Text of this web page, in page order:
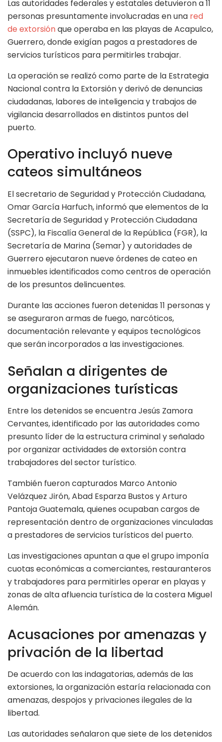
Las autoridades federales y estatales detuvieron a 11
personas presuntamente involucradas en una red
de extorsiónque operaba en las playas de Acapulco,
Guerrero, donde exigían pagos a prestadores de
servicios turísticos para permitirles trabajar.
La operación se realizó como parte de la Estrategia
Nacional contra la Extorsión y derivó de denuncias
ciudadanas, labores de inteligencia y trabajos de
vigilancia desarrollados en distintos puntos del
puerto.
Operativo incluyó nueve
cateos simultáneos
El secretario de Seguridad y Protección Ciudadana,
Omar García Harfuch, informó que elementos de la
Secretaría de Seguridad y Protección Ciudadana
(SSPC), la Fiscalía General de la República (FGR), la
Secretaría de Marina (Semar) y autoridades de
Guerrero ejecutaron nueve órdenes de cateo en
inmuebles identificados como centros de operación
de los presuntos delincuentes.
Durante las acciones fueron detenidas 11 personas y
se aseguraron armas de fuego, narcóticos,
documentación relevante y equipos tecnológicos
que serán incorporados a las investigaciones.
Señalan a dirigentes de
organizaciones turísticas
Entre los detenidos se encuentra Jesús Zamora
Cervantes, identificado por las autoridades como
presunto líder de la estructura criminal y señalado
por organizar actividades de extorsión contra
trabajadores del sector turístico.
También fueron capturados Marco Antonio
Velázquez Jirón, Abad Esparza Bustos y Arturo
Pantoja Guatemala, quienes ocupaban cargos de
representación dentro de organizaciones vinculadas
a prestadores de servicios turísticos del puerto.
Las investigaciones apuntan a que el grupo imponía
cuotas económicas a comerciantes, restauranteros
y trabajadores para permitirles operar en playas y
zonas de alta afluencia turística de la costera Miguel
Alemán.
Acusaciones por amenazas y
privación de la libertad
De acuerdo con las indagatorias, además de las
extorsiones, la organización estaría relacionada con
amenazas, despojos y privaciones ilegales de la
libertad.
Las autoridades señalaron que siete de los detenidos